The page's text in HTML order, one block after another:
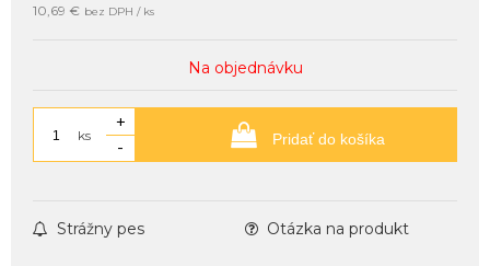
10,69 € bez DPH / ks
Na objednávku
ks
+
-
Pridať do košíka
Strážny pes Otázka na produkt